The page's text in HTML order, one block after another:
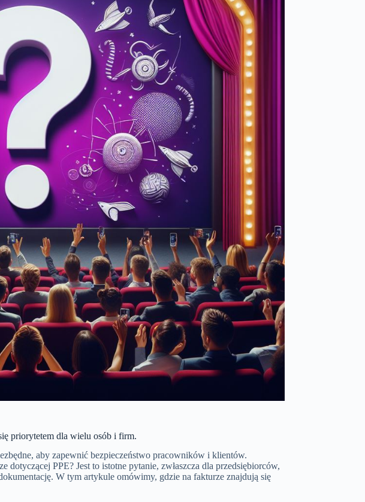
priorytetem dla wielu osób i firm.
aby zapewnić bezpieczeństwo pracowników i klientów.
PPE? Jest to istotne pytanie, zwłaszcza dla przedsiębiorców,
W tym artykule omówimy, gdzie na fakturze znajdują się